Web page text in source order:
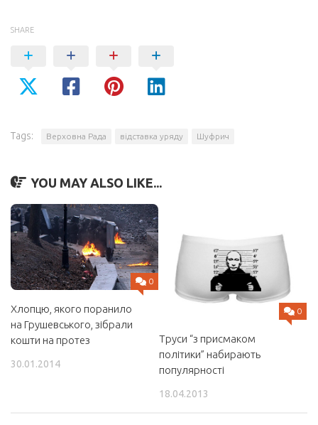
SHARE
Tags: Верховна Рада відставка уряду Шуфрич
YOU MAY ALSO LIKE...
0
Хлопцю, якого поранило
на Грушевського, зібрали
кошти на протез
30.01.2014
0
Труси “з присмаком
політики” набирають
популярності
18.04.2013